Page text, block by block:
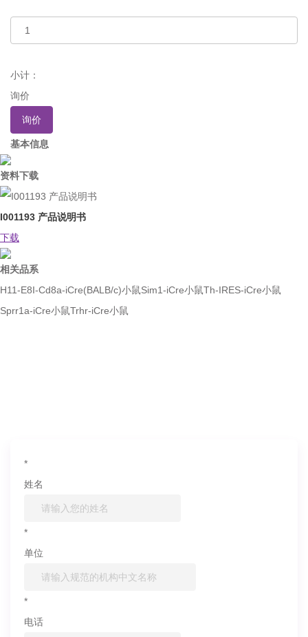
小计：
询价
询价
基本信息
资料下载
I001193 产品说明书
下载
相关品系
H11-E8I-Cd8a-iCre(BALB/c)小鼠Sim1-iCre小鼠Th-IRES-iCre小鼠
Sprr1a-iCre小鼠Trhr-iCre小鼠
*
姓名
*
单位
*
电话